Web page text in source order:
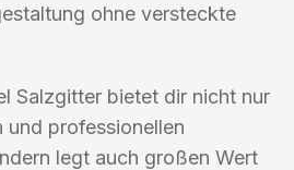
ohne versteckte
Salzgitter bietet dir nicht nur
und professionellen
legt auch großen Wert